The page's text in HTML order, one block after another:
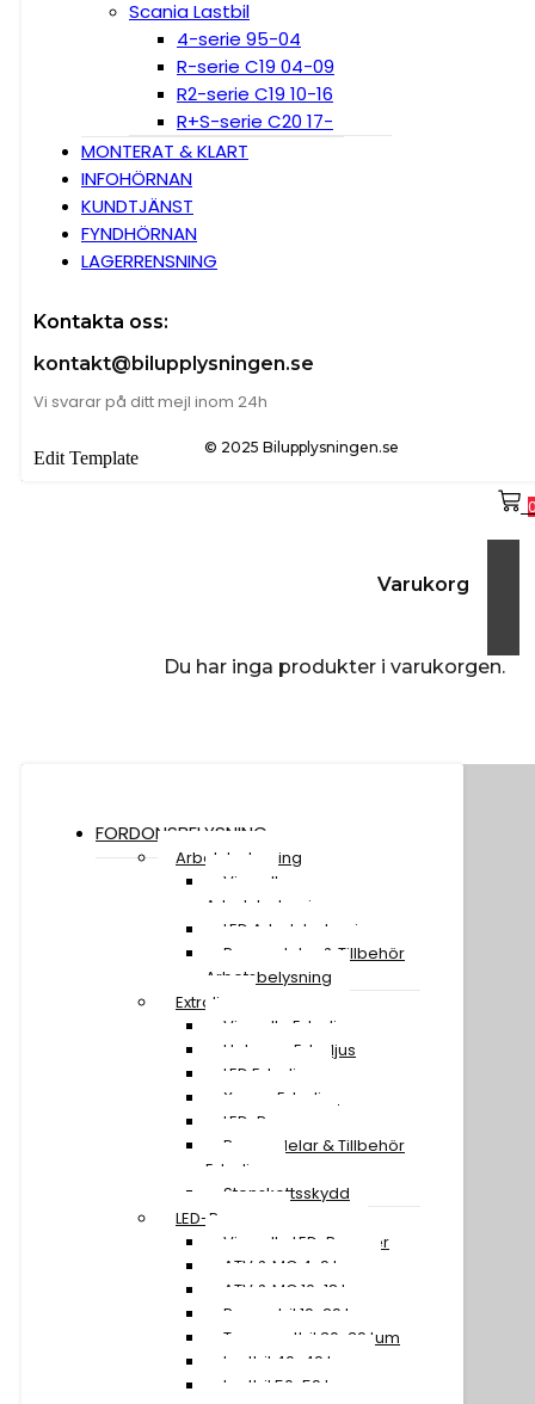
Scania Lastbil
4-serie 95-04
R-serie C19 04-09
R2-serie C19 10-16
R+S-serie C20 17-
MONTERAT & KLART
INFOHÖRNAN
KUNDTJÄNST
FYNDHÖRNAN
LAGERRENSNING
Kontakta oss:
kontakt@bilupplysningen.se
Vi svarar på ditt mejl inom 24h
© 2025 Bilupplysningen.se
Edit Template
Varukorg
Du har inga produkter i varukorgen.
FORDONSBELYSNING
Arbetsbelysning
Visa all
Arbetsbelysning
LED Arbetsbelysning
Reservdelar & Tillbehör
Arbetsbelysning
Extraljus
Visa alla Extraljus
Halogen Extraljus
LED Extraljus
Xenon Extraljus
LED-Ramper
Reservdelar & Tillbehör
Extraljus
Stenskottsskydd
LED-Ramper
Visa alla LED-Ramper
ATV & MC 4-9 tum
ATV & MC 10-18 tum
Personbil 19-29 tum
Transportbil 30-39 tum
Lastbil 40-49 tum
Lastbil 50-59 tum